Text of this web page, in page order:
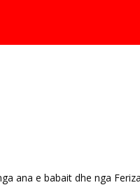
ana e babait dhe nga